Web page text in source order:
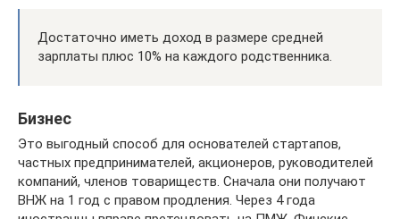
Достаточно иметь доход в размере средней
зарплаты плюс 10% на каждого родственника.
Бизнес
Это выгодный способ для основателей стартапов,
частных предпринимателей, акционеров, руководителей
компаний, членов товариществ. Сначала они получают
ВНЖ на 1 год с правом продления. Через 4 года